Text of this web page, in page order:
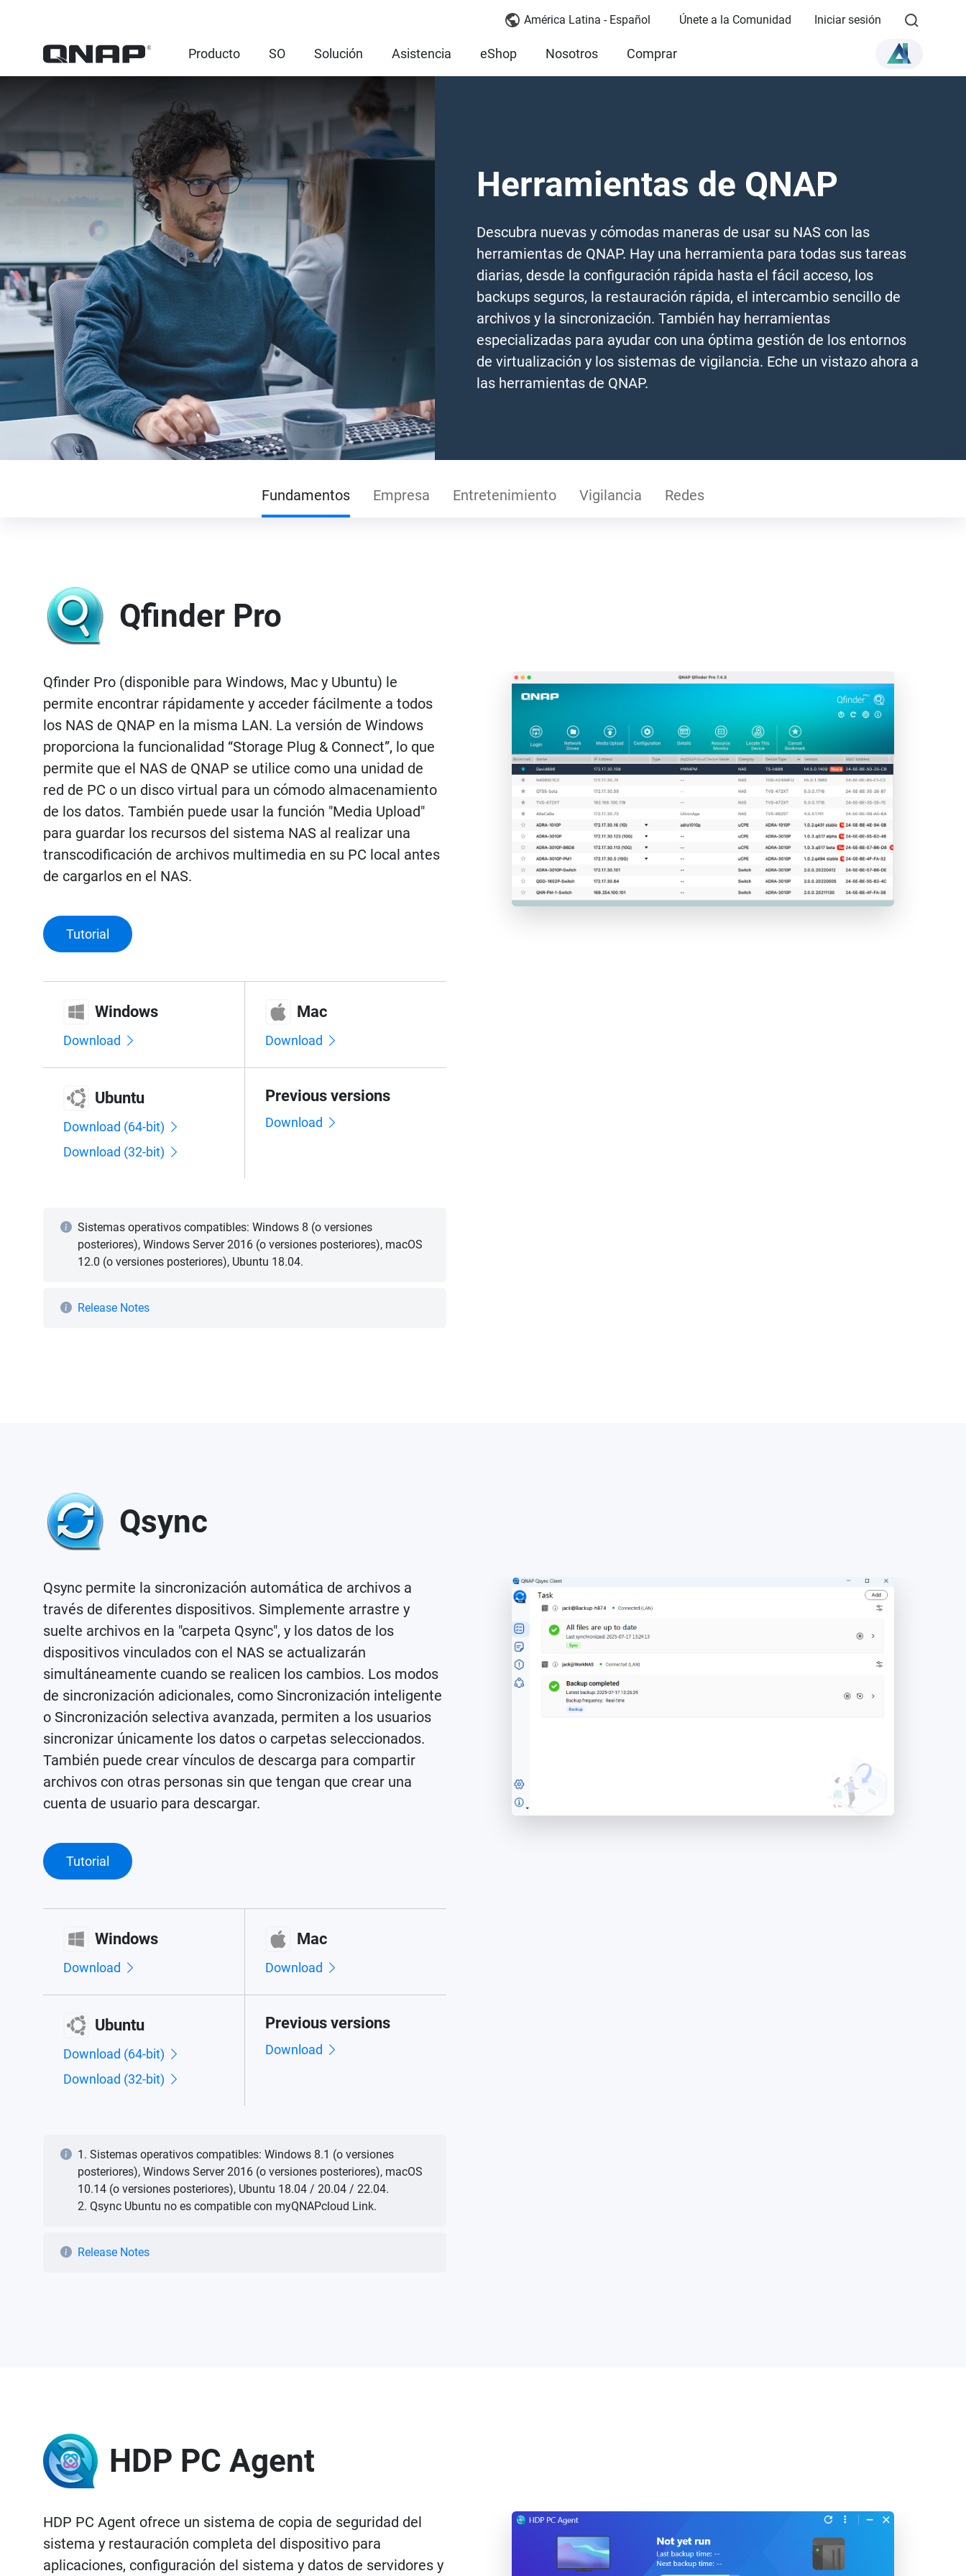
América Latina - Español Únete a la Comunidad Iniciar sesión
Producto SO Solución Asistencia eShop Nosotros Comprar
Herramientas de QNAP
Descubra nuevas y cómodas maneras de usar su NAS con las
herramientas de QNAP. Hay una herramienta para todas sus tareas
diarias, desde la configuración rápida hasta el fácil acceso, los
backups seguros, la restauración rápida, el intercambio sencillo de
archivos y la sincronización. También hay herramientas
especializadas para ayudar con una óptima gestión de los entornos
de virtualización y los sistemas de vigilancia. Eche un vistazo ahora a
las herramientas de QNAP.
Fundamentos Empresa Entretenimiento Vigilancia Redes
Qfinder Pro
Qfinder Pro (disponible para Windows, Mac y Ubuntu) le
permite encontrar rápidamente y acceder fácilmente a todos
los NAS de QNAP en la misma LAN. La versión de Windows
proporciona la funcionalidad “Storage Plug & Connect”, lo que
permite que el NAS de QNAP se utilice como una unidad de
red de PC o un disco virtual para un cómodo almacenamiento
de los datos. También puede usar la función "Media Upload"
para guardar los recursos del sistema NAS al realizar una
transcodificación de archivos multimedia en su PC local antes
de cargarlos en el NAS.
Tutorial
Windows
Download
Mac
Download
Ubuntu
Download (64-bit)
Download (32-bit)
Previous versions
Download
Sistemas operativos compatibles: Windows 8 (o versiones
posteriores), Windows Server 2016 (o versiones posteriores), macOS
12.0 (o versiones posteriores), Ubuntu 18.04.
Release Notes
Qsync
Qsync permite la sincronización automática de archivos a
través de diferentes dispositivos. Simplemente arrastre y
suelte archivos en la "carpeta Qsync", y los datos de los
dispositivos vinculados con el NAS se actualizarán
simultáneamente cuando se realicen los cambios. Los modos
de sincronización adicionales, como Sincronización inteligente
o Sincronización selectiva avanzada, permiten a los usuarios
sincronizar únicamente los datos o carpetas seleccionados.
También puede crear vínculos de descarga para compartir
archivos con otras personas sin que tengan que crear una
cuenta de usuario para descargar.
Tutorial
Windows
Download
Mac
Download
Ubuntu
Download (64-bit)
Download (32-bit)
Previous versions
Download
1. Sistemas operativos compatibles: Windows 8.1 (o versiones
posteriores), Windows Server 2016 (o versiones posteriores), macOS
10.14 (o versiones posteriores), Ubuntu 18.04 / 20.04 / 22.04.
2. Qsync Ubuntu no es compatible con myQNAPcloud Link.
Release Notes
HDP PC Agent
HDP PC Agent ofrece un sistema de copia de seguridad del
sistema y restauración completa del dispositivo para
aplicaciones, configuración del sistema y datos de servidores y